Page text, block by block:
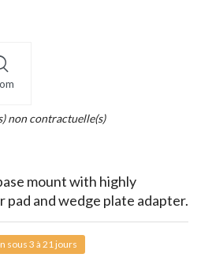
non contractuelle(s)
mount with highly
pad and wedge plate adapter.
sous 3 à 21 jours